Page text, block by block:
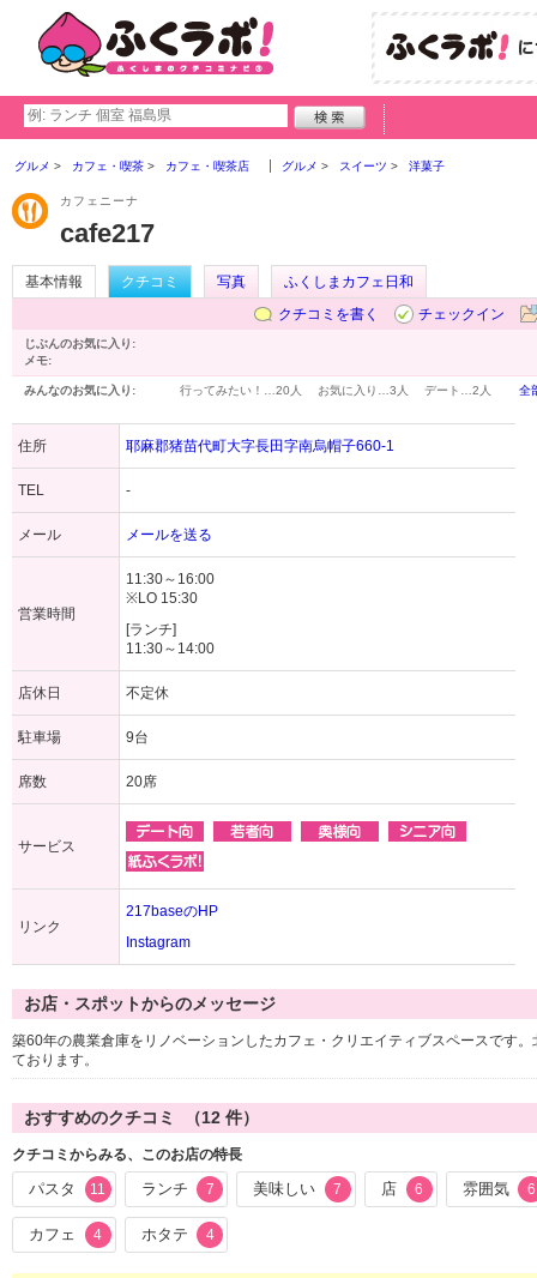
グルメ カフェ・喫茶 カフェ・喫茶店 グルメ スイーツ 洋菓子
カフェニーナ
cafe217
基本情報 クチコミ 写真
ふくしまカフェ日和
クチコミを書く
チェックイン
じぶんのお気に入り:
メモ:
みんなのお気に入り: 行ってみたい！… 20人 お気に入り… 3人 デート… 2人 全
住所 耶麻郡猪苗代町大字長田字南烏帽子660-1
TEL -
メール メールを送る
営業時間
11:30～16:00
※LO 15:30
[ランチ]
11:30～14:00
店休日 不定休
駐車場 9台
席数 20席
サービス
リンク
217baseのHP
Instagram
お店・スポットからのメッセージ
築60年の農業倉庫をリノベーションしたカフェ・クリエイティブスペースです
ております。
おすすめのクチコミ （12 件）
クチコミからみる、このお店の特長
パスタ 11 ランチ 7 美味しい 7 店 6 雰囲気 6
カフェ 4 ホタテ 4